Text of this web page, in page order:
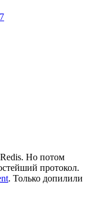
Но потом
протокол.
. Только допилили